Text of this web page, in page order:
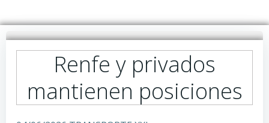
Renfe y privados
mantienen posiciones